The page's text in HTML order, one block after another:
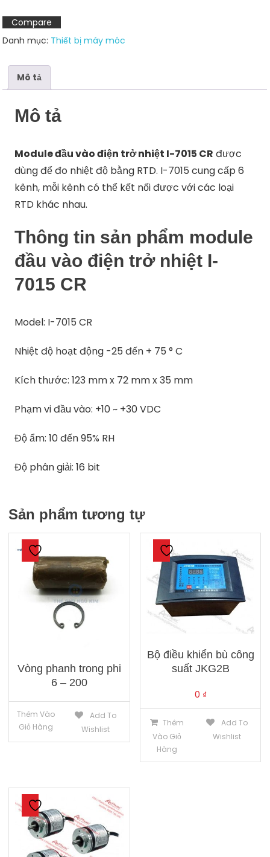
nhiệt
I-
7015
lượng
Compare
Danh mục: Thiết bị máy móc
Mô tả
Mô tả
Module đầu vào điện trở nhiệt I-7015 CR được
dùng để đo nhiệt độ bằng RTD. I-7015 cung cấp 6
kênh, mỗi kênh có thể kết nối được với các loại
RTD khác nhau.
Thông tin sản phẩm module
đầu vào điện trở nhiệt I-
7015 CR
Model: I-7015 CR
Nhiệt độ hoạt động -25 đến + 75 ° C
Kích thước: 123 mm x 72 mm x 35 mm
Phạm vi đầu vào: +10 ~ +30 VDC
Độ ẩm: 10 đến 95% RH
Độ phân giải: 16 bit
Sản phẩm tương tự
Vòng phanh trong phi
6 – 200
Thêm Vào
Giỏ Hàng
Add To
Wishlist
Bộ điều khiển bù công
suất JKG2B
0 ₫
Thêm
Vào Giỏ
Hàng
Add To
Wishlist